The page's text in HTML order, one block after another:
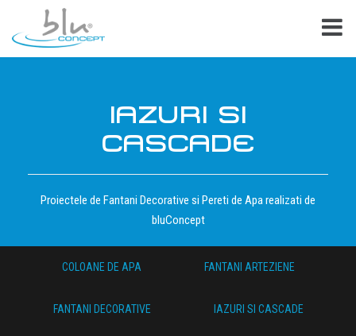
IAZURI SI
CASCADE
Proiectele de Fantani Decorative si Pereti de Apa realizati de
bluConcept
COLOANE DE APA FANTANI ARTEZIENE
FANTANI DECORATIVE IAZURI SI CASCADE